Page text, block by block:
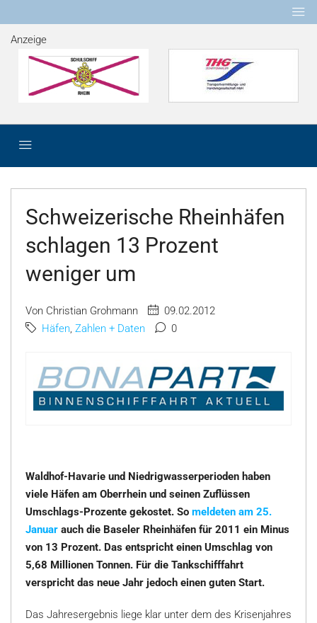
Anzeige
Schweizerische Rheinhäfen
schlagen 13 Prozent
weniger um
Von Christian Grohmann
09.02.2012
Häfen, Zahlen + Daten 0
Waldhof-Havarie und Niedrigwasserperioden haben
viele Häfen am Oberrhein und seinen Zuflüssen
Umschlags-Prozente gekostet. So meldeten am 25.
Januar auch die Baseler Rheinhäfen für 2011 ein Minus
von 13 Prozent. Das entspricht einen Umschlag von
5,68 Millionen Tonnen. Für die Tankschifffahrt
verspricht das neue Jahr jedoch einen guten Start.
Das Jahresergebnis liege klar unter dem des Krisenjahres